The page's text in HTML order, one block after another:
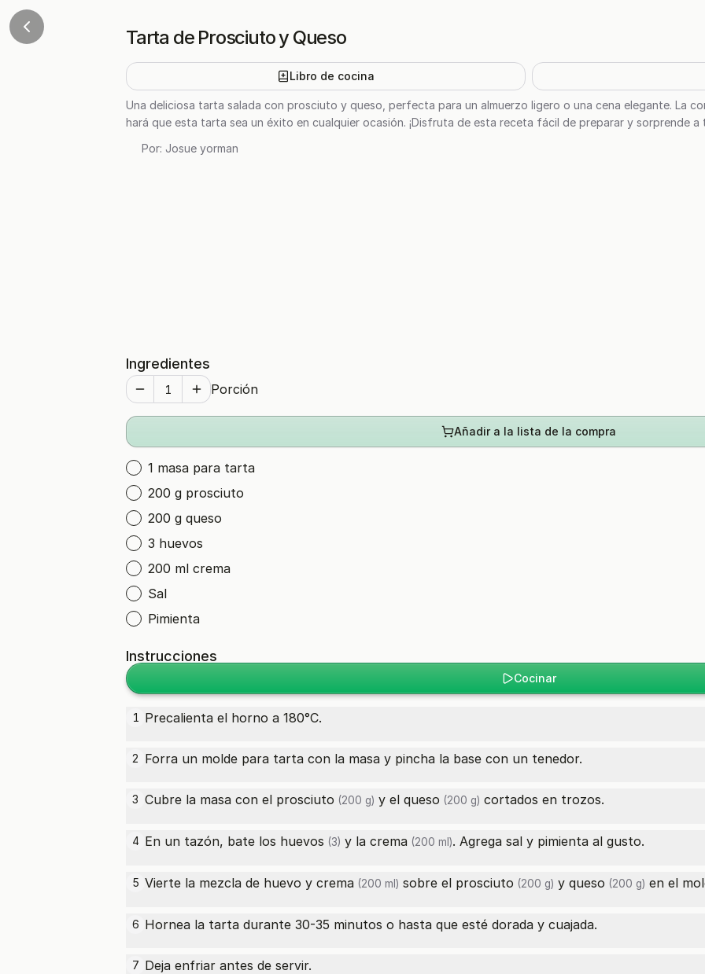
Tarta de Prosciuto y Queso
Libro de cocina
Una deliciosa tarta salada con prosciuto y queso, perfecta para un almuerzo ligero o una cena elegante. La
hará que esta tarta sea un éxito en cualquier ocasión. ¡Disfruta de esta receta fácil de preparar y sorprende
Por: Josue yorman
Ingredientes
Porción
Añadir a la lista de la compra
1 masa para tarta
200 g prosciuto
200 g queso
3 huevos
200 ml crema
Sal
Pimienta
Instrucciones
Cocinar
1 Precalienta el horno a 180°C.
2 Forra un molde para tarta con la masa y pincha la base con un tenedor.
3 Cubre la masa con el prosciuto (200 g) y el queso (200 g) cortados en trozos.
4 En un tazón, bate los huevos (3) y la crema (200 ml). Agrega sal y pimienta al gusto.
5 Vierte la mezcla de huevo y crema (200 ml) sobre el prosciuto (200 g) y queso (200 g) en el
6 Hornea la tarta durante 30-35 minutos o hasta que esté dorada y cuajada.
7 Deja enfriar antes de servir.